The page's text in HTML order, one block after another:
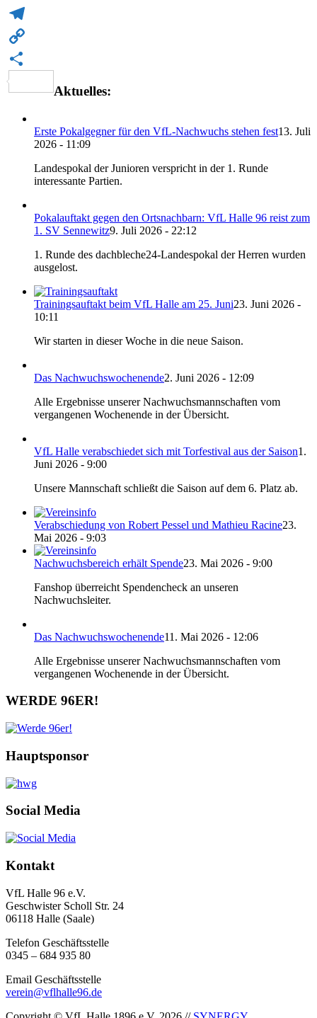
WhatsApp
Telegram
Copy
Link
Aktuelles:
Erste Pokalgegner für den VfL-Nachwuchs stehen fest13. Juli
2026 - 11:09
Landespokal der Junioren verspricht in der 1. Runde
interessante Partien.
Pokalauftakt gegen den Ortsnachbarn: VfL Halle 96 reist zum
1. SV Sennewitz9. Juli 2026 - 22:12
1. Runde des dachbleche24-Landespokal der Herren wurden
ausgelost.
Trainingsauftakt beim VfL Halle am 25. Juni23. Juni 2026 -
10:11
Wir starten in dieser Woche in die neue Saison.
Das Nachwuchswochenende2. Juni 2026 - 12:09
Alle Ergebnisse unserer Nachwuchsmannschaften vom
vergangenen Wochenende in der Übersicht.
VfL Halle verabschiedet sich mit Torfestival aus der Saison1.
Juni 2026 - 9:00
Unsere Mannschaft schließt die Saison auf dem 6. Platz ab.
Verabschiedung von Robert Pessel und Mathieu Racine23.
Mai 2026 - 9:03
Nachwuchsbereich erhält Spende23. Mai 2026 - 9:00
Fanshop überreicht Spendencheck an unseren
Nachwuchsleiter.
Das Nachwuchswochenende11. Mai 2026 - 12:06
Alle Ergebnisse unserer Nachwuchsmannschaften vom
vergangenen Wochenende in der Übersicht.
WERDE 96ER!
Hauptsponsor
Social Media
Kontakt
VfL Halle 96 e.V.
Geschwister Scholl Str. 24
06118 Halle (Saale)
Telefon Geschäftsstelle
0345 – 684 935 80
Email Geschäftsstelle
verein@vflhalle96.de